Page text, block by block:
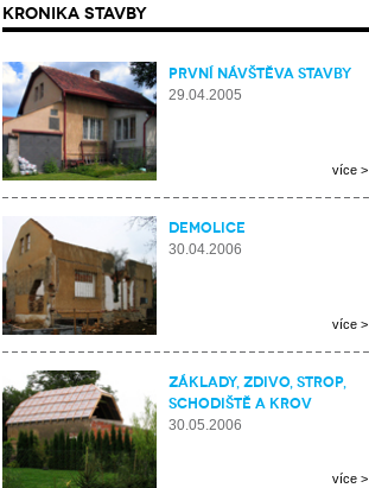
KRONIKA STAVBY
První návštěva stavby
29.04.2005
více >
Demolice
30.04.2006
více >
Základy, zdivo, strop,
schodiště a krov
30.05.2006
více >